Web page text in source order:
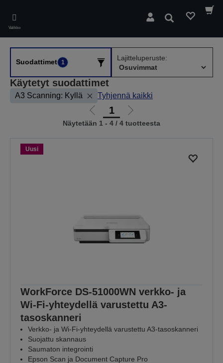
main
content
Valikko
Hae
Suodattimet 1
Lajitteluperuste:
Käytetyt suodattimet
A3 Scanning: Kyllä Tyhjennä kaikki
Siirry
edelliselle
1
Siirry
seuraavalle
Näytetään 1 - 4 / 4 tuotteesta
Uusi
WorkForce DS-51000WN verkko- ja
Wi-Fi-yhteydellä varustettu A3-
tasoskanneri
Verkko- ja Wi-Fi-yhteydellä varustettu A3-tasoskanneri
Suojattu skannaus
Saumaton integrointi
Epson Scan ja Document Capture Pro